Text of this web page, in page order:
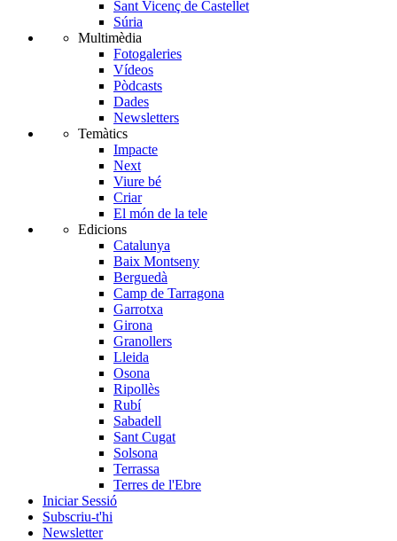
Sant Vicenç de Castellet
Súria
Multimèdia
Fotogaleries
Vídeos
Pòdcasts
Dades
Newsletters
Temàtics
Impacte
Next
Viure bé
Criar
El món de la tele
Edicions
Catalunya
Baix Montseny
Berguedà
Camp de Tarragona
Garrotxa
Girona
Granollers
Lleida
Osona
Ripollès
Rubí
Sabadell
Sant Cugat
Solsona
Terrassa
Terres de l'Ebre
Iniciar Sessió
Subscriu-t'hi
Newsletter